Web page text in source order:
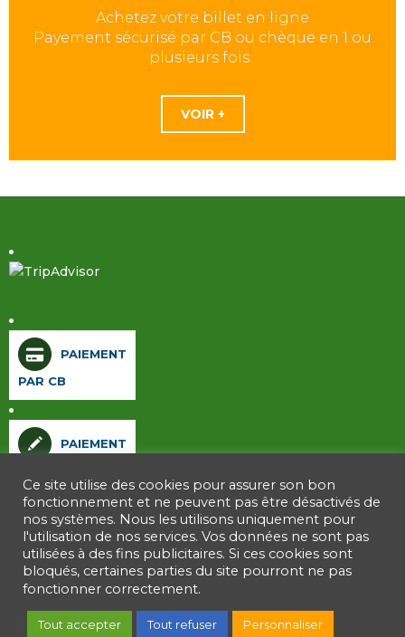
Achetez votre billet en ligne
Payement sécurisé par CB ou chèque en 1 ou
plusieurs fois.
VOIR +
PAIEMENT
PAR CB
PAIEMENT
Accueil
Mentions légales
RGPD & Cookies
Plan du site
Ce site utilise des cookies pour assurer son bon
fonctionnement et ne peuvent pas être désactivés de
nos systèmes. Nous les utilisons uniquement pour
l'utilisation de nos services. Vos données ne sont pas
utilisées à des fins publicitaires. Si ces cookies sont
bloqués, certaines parties du site pourront ne pas
fonctionner correctement.
Tout accepter Tout refuser Personnaliser